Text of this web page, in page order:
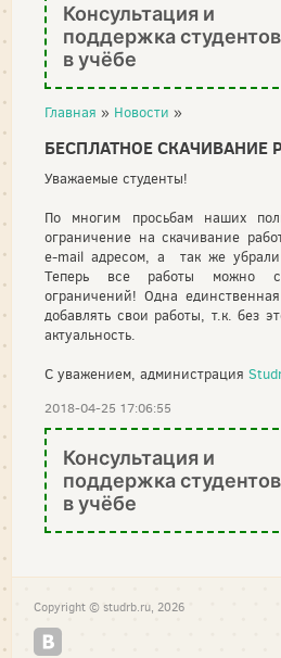
Консультация и
поддержка студентов
в учёбе
Главная » Новости »
БЕСПЛАТНОЕ СКАЧИВАНИЕ
Уважаемые студенты!
По многим просьбам наших
ограничение на скачивание
e-mail адресом, а так же
Теперь все работы можно
ограничений! Одна
добавлять свои работы, т.к. без
актуальность.
С уважением, администрация
2018-04-25 17:06:55
Консультация и
поддержка студентов
в учёбе
Copyright © studrb.ru, 2026